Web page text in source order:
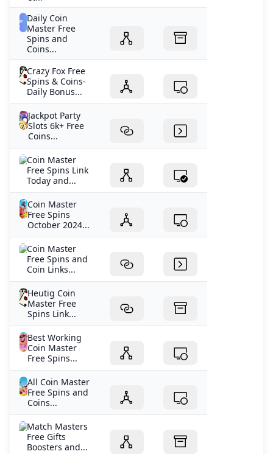
Daily Coin
Master Free
Spins and
Coins...
Crazy Fox Free
Spins & Coins-
Daily Bonus...
Jackpot Party
Slots 6k+ Free
Coins...
Coin Master
Free Spins Link
Today and...
Coin Master
Free Spins
October 2024...
Coin Master
Free Spins and
Coin Links...
Heutig Coin
Master Free
Spins Link...
Best Working
Coin Master
Free Spins...
All Coin Master
Free Spins and
Coins...
Match Masters
Free Gifts
Boosters and...